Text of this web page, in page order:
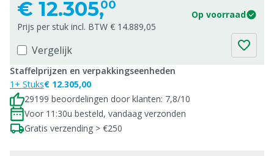
€ 12.305,00
Op voorraad
Prijs per stuk incl. BTW € 14.889,05
Vergelijk
Staffelprijzen en verpakkingseenheden
1+ Stuks€ 12.305,00
29199 beoordelingen door klanten: 7,8/10
Voor 11:30u besteld, vandaag verzonden
Gratis verzending > €250